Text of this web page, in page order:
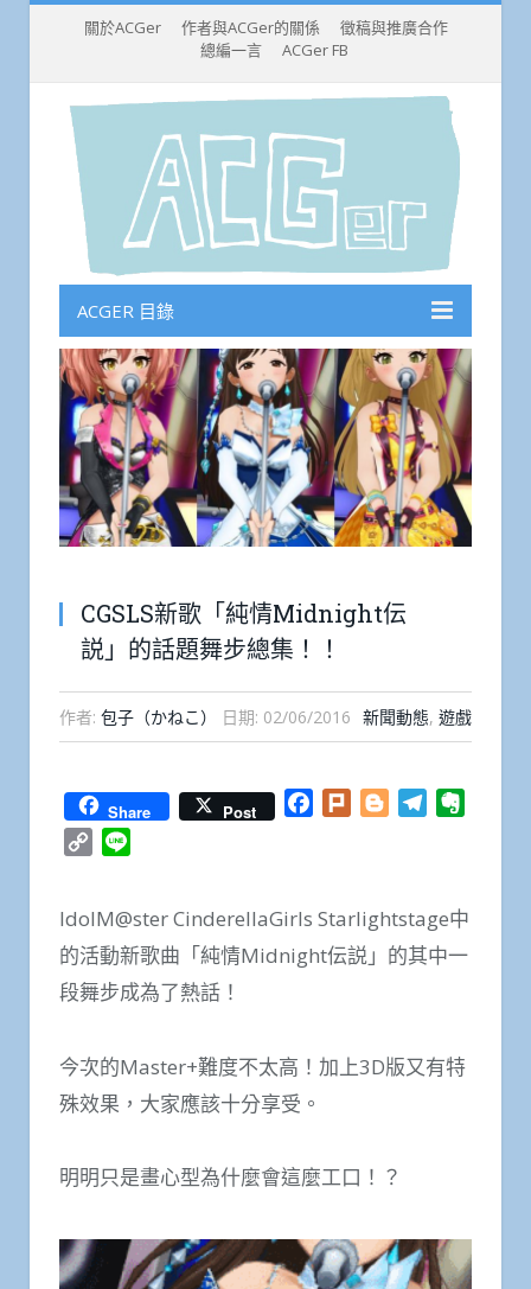
關於ACGer 作者與ACGer的關係
徵稿與推廣合作
總編一言
ACGer FB
ACGER 目錄
CGSLS新歌「純情Midnight伝
説」的話題舞步總集！！
作者: 包子（かねこ） 日期: 02/06/2016 新聞動態, 遊戲
Share Post Facebook
Plurk BloggerTelegram
Copy
IdolM@ster CinderellaGirls Starlightstage中
的活動新歌曲「純情Midnight伝説」的其中一
段舞步成為了熱話！
今次的Master+難度不太高！加上3D版又有特
殊效果，大家應該十分享受。
明明只是畫心型為什麼會這麼工口！？